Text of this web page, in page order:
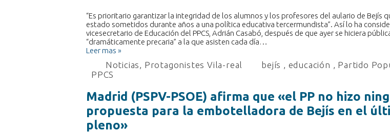
“Es prioritario garantizar la integridad de los alumnos y los profesores del aulario de Bejís
estado sometidos durante años a una política educativa tercermundista”. Así lo ha
vicesecretario de Educación del PPCS, Adrián Casabó, después de que ayer se hiciera
“dramáticamente precaria” a la que asisten cada día…
Leer mas »
Noticias, Protagonistes Vila-real bejís , educación , Partido
PPCS
Madrid (PSPV-PSOE) afirma que «el PP no hizo
propuesta para la embotelladora de Bejís en el
pleno»